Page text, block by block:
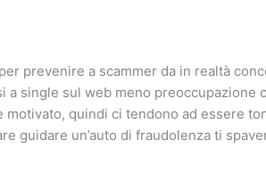
prevenire a scammer da in realtà
single sul web meno
quindi ci tendono ad essere
guidare un’auto di fraudolenza ti